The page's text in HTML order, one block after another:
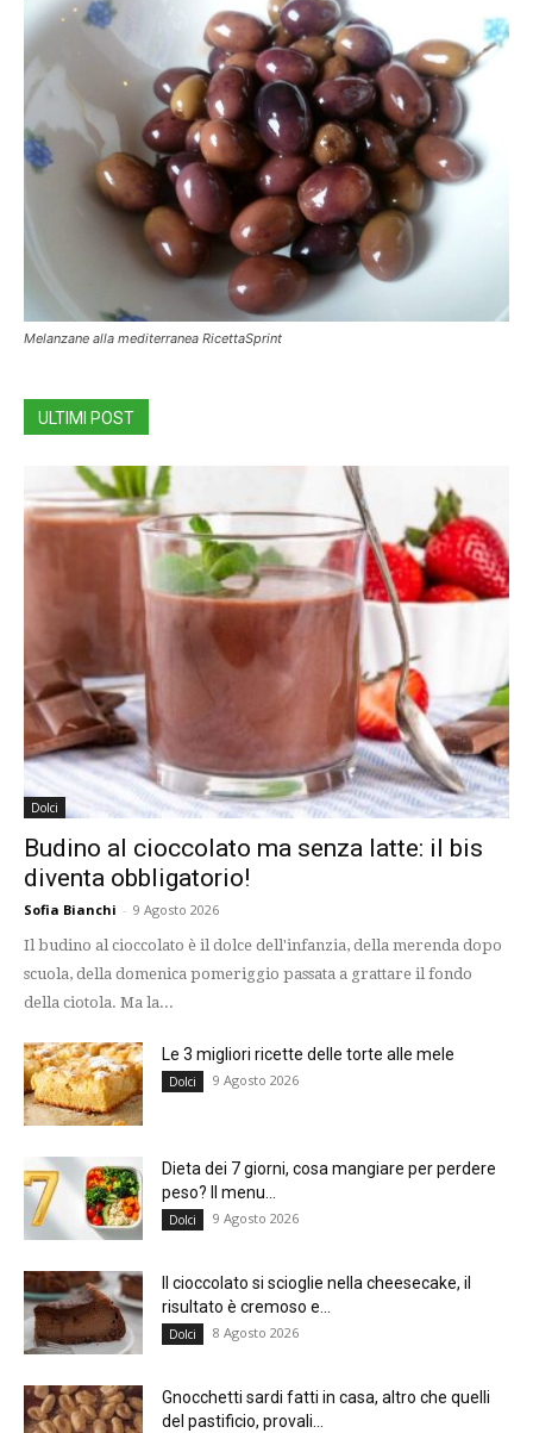
Melanzane alla mediterranea RicettaSprint
ULTIMI POST
Dolci
Budino al cioccolato ma senza latte: il bis
diventa obbligatorio!
Sofia Bianchi - 9 Agosto 2026
Il budino al cioccolato è il dolce dell'infanzia, della merenda dopo
scuola, della domenica pomeriggio passata a grattare il fondo
della ciotola. Ma la...
Le 3 migliori ricette delle torte alle mele
Dolci 9 Agosto 2026
Dieta dei 7 giorni, cosa mangiare per perdere
peso? Il menu...
Dolci 9 Agosto 2026
Il cioccolato si scioglie nella cheesecake, il
risultato è cremoso e...
Dolci 8 Agosto 2026
Gnocchetti sardi fatti in casa, altro che quelli
del pastificio, provali...